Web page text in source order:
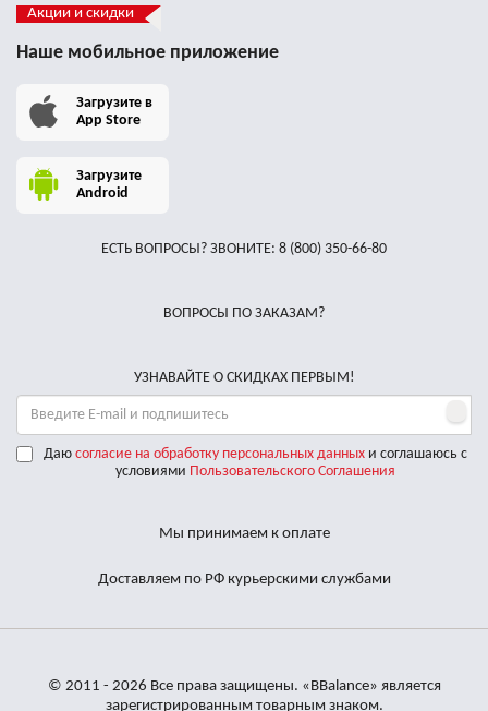
Акции и скидки
Наше мобильное приложение
Загрузите в
App Store
Загрузите
Android
ЕСТЬ ВОПРОСЫ? ЗВОНИТЕ: 8 (800) 350-66-80
ВОПРОСЫ ПО ЗАКАЗАМ?
УЗНАВАЙТЕ О СКИДКАХ ПЕРВЫМ!
Даю согласие на обработку персональных данныхи соглашаюсь с
условиями Пользовательского Соглашения
Мы принимаем к оплате
Доставляем по РФ курьерскими службами
© 2011 - 2026 Все права защищены. «BBalance» является
зарегистрированным товарным знаком.